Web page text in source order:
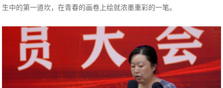
生中的第一道坎，在青春的画卷上绘就浓墨重彩的一笔。